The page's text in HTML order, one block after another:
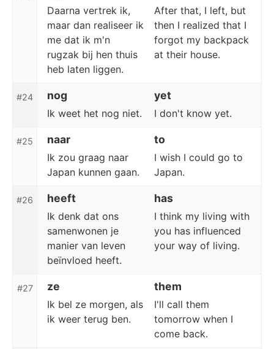
Daarna vertrek ik,
maar dan realiseer ik
me dat ik m'n
rugzak bij hen thuis
heb laten liggen.
After that, I left, but
then I realized that I
forgot my backpack
at their house.
#24 nog yet
Ik weet het nog niet. I don't know yet.
#25 naar to
Ik zou graag naar
Japan kunnen gaan.
I wish I could go to
Japan.
#26 heeft has
Ik denk dat ons
samenwonen je
manier van leven
beïnvloed heeft.
I think my living with
you has influenced
your way of living.
#27 ze them
Ik bel ze morgen, als
ik weer terug ben.
I'll call them
tomorrow when I
come back.